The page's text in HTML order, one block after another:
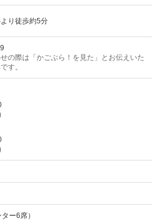
り徒歩約5分
の際は「かごぶら！を見た」とお伝えいた
す。
ー6席）